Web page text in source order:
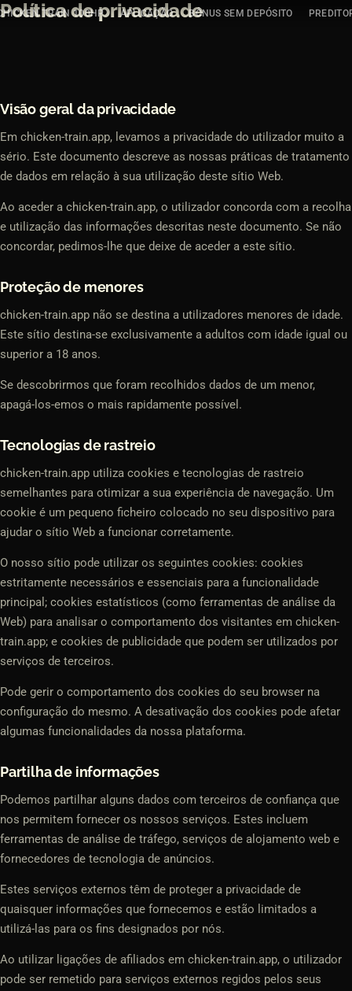
Saltar
TRAIN 100HP APLICAÇÃO BÔNUS SEM DEPÓSITO
Política de privacidade
Visão geral da privacidade
Em chicken-train.app, levamos a privacidade do utilizador muito a
sério. Este documento descreve as nossas práticas de tratamento
de dados em relação à sua utilização deste sítio Web.
Ao aceder a chicken-train.app, o utilizador concorda com a recolha
e utilização das informações descritas neste documento. Se não
concordar, pedimos-lhe que deixe de aceder a este sítio.
Proteção de menores
chicken-train.app não se destina a utilizadores menores de idade.
Este sítio destina-se exclusivamente a adultos com idade igual ou
superior a 18 anos.
Se descobrirmos que foram recolhidos dados de um menor,
apagá-los-emos o mais rapidamente possível.
Tecnologias de rastreio
chicken-train.app utiliza cookies e tecnologias de rastreio
semelhantes para otimizar a sua experiência de navegação. Um
cookie é um pequeno ficheiro colocado no seu dispositivo para
ajudar o sítio Web a funcionar corretamente.
O nosso sítio pode utilizar os seguintes cookies: cookies
estritamente necessários e essenciais para a funcionalidade
principal; cookies estatísticos (como ferramentas de análise da
Web) para analisar o comportamento dos visitantes em chicken-
train.app; e cookies de publicidade que podem ser utilizados por
serviços de terceiros.
Pode gerir o comportamento dos cookies do seu browser na
configuração do mesmo. A desativação dos cookies pode afetar
algumas funcionalidades da nossa plataforma.
Partilha de informações
Podemos partilhar alguns dados com terceiros de confiança que
nos permitem fornecer os nossos serviços. Estes incluem
ferramentas de análise de tráfego, serviços de alojamento web e
fornecedores de tecnologia de anúncios.
Estes serviços externos têm de proteger a privacidade de
quaisquer informações que fornecemos e estão limitados a
utilizá-las para os fins designados por nós.
Ao utilizar ligações de afiliados em chicken-train.app, o utilizador
pode ser remetido para serviços externos regidos pelos seus